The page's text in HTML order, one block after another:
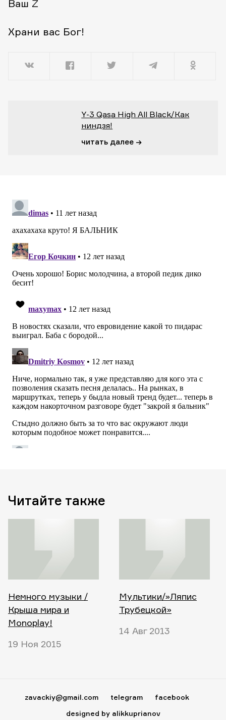
Ваш Z
Храни вас Бог!
Y-3 Qasa High All Black/Как
ниндзя!
читать далее →
Читайте также
Немного музыки /
Крыша мира и
Monoplay!
19 Ноя 2015
Мультики/»Ляпис
Трубецкой»
14 Авг 2013
zavackiy@gmail.com telegram
facebook
designed by alikkuprianov